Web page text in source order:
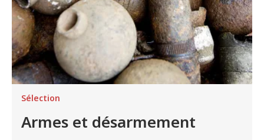
Sélection
Armes et désarmement